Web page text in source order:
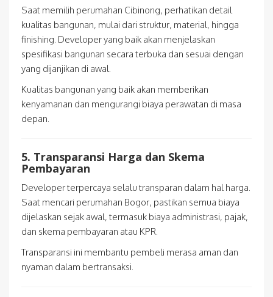
Saat memilih perumahan Cibinong, perhatikan detail
kualitas bangunan, mulai dari struktur, material, hingga
finishing. Developer yang baik akan menjelaskan
spesifikasi bangunan secara terbuka dan sesuai dengan
yang dijanjikan di awal.
Kualitas bangunan yang baik akan memberikan
kenyamanan dan mengurangi biaya perawatan di masa
depan.
5. Transparansi Harga dan Skema
Pembayaran
Developer terpercaya selalu transparan dalam hal harga.
Saat mencari perumahan Bogor, pastikan semua biaya
dijelaskan sejak awal, termasuk biaya administrasi, pajak,
dan skema pembayaran atau KPR.
Transparansi ini membantu pembeli merasa aman dan
nyaman dalam bertransaksi.